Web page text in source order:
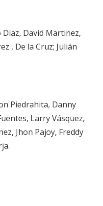
David Martinez,
, De la Cruz; Julián
Piedrahita, Danny
Larry Vásquez,
Jhon Pajoy, Freddy